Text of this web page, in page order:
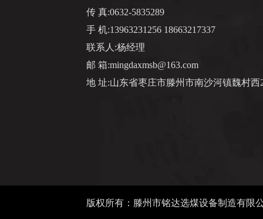
传 真:0632-5835289
手 机:13963231256 18663217337
联系人:杨经理
邮 箱:mingdaxmsb@163.com
地 址:山东省枣庄市滕州市南沙河镇魏村西
版权所有：滕州市铭达选煤设备制造有限